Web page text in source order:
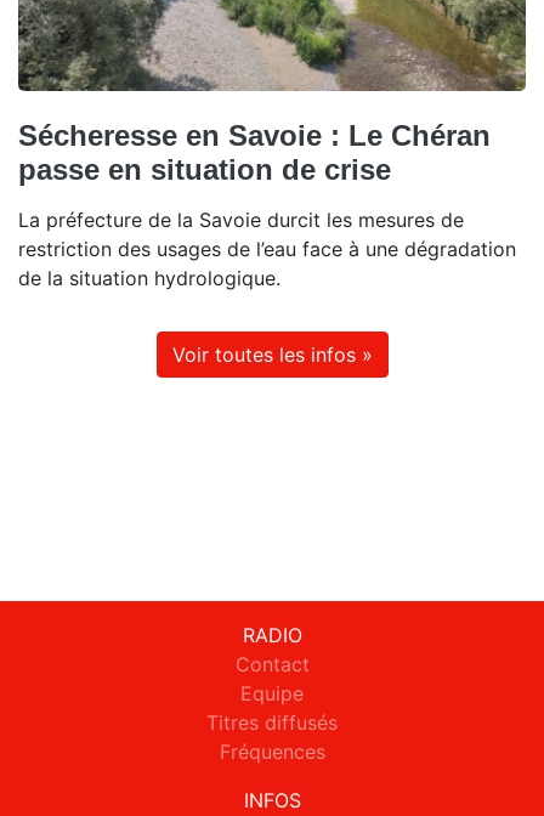
Sécheresse en Savoie : Le Chéran
passe en situation de crise
La préfecture de la Savoie durcit les mesures de
restriction des usages de l’eau face à une dégradation
de la situation hydrologique.
Voir toutes les infos »
RADIO
Contact
Equipe
Titres diffusés
Fréquences
INFOS